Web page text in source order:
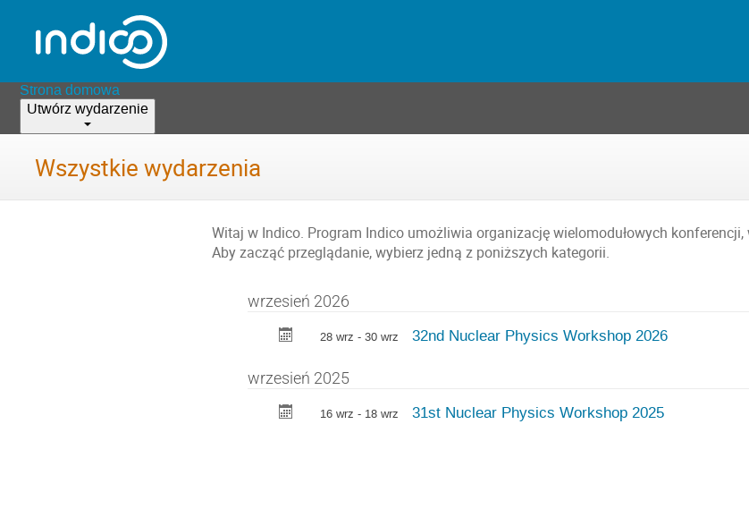
Strona domowa
Utwórz wydarzenie
Wszystkie wydarzenia
Witaj w Indico. Program Indico umożliwia organizację wielomodułowych
Aby zacząć przeglądanie, wybierz jedną z poniższych kategorii.
wrzesień 2026
28 wrz - 30 wrz 32nd Nuclear Physics Workshop 2026
wrzesień 2025
16 wrz - 18 wrz 31st Nuclear Physics Workshop 2025